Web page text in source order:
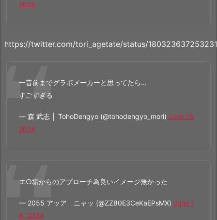
2024
https://twitter.com/tori_agetate/status/
一昔前までグラボメーカーと思ってたら…
すごすぎる
— 森 武志 │ TohoDengyo (@tohodengyo_mori) June 18,
2024
エ○垢からのアプローチ為良いイメージ無かった
— 2055 アッア ニャッ (@ZZ80E3CeKaEPsMX) June 1
8, 2024